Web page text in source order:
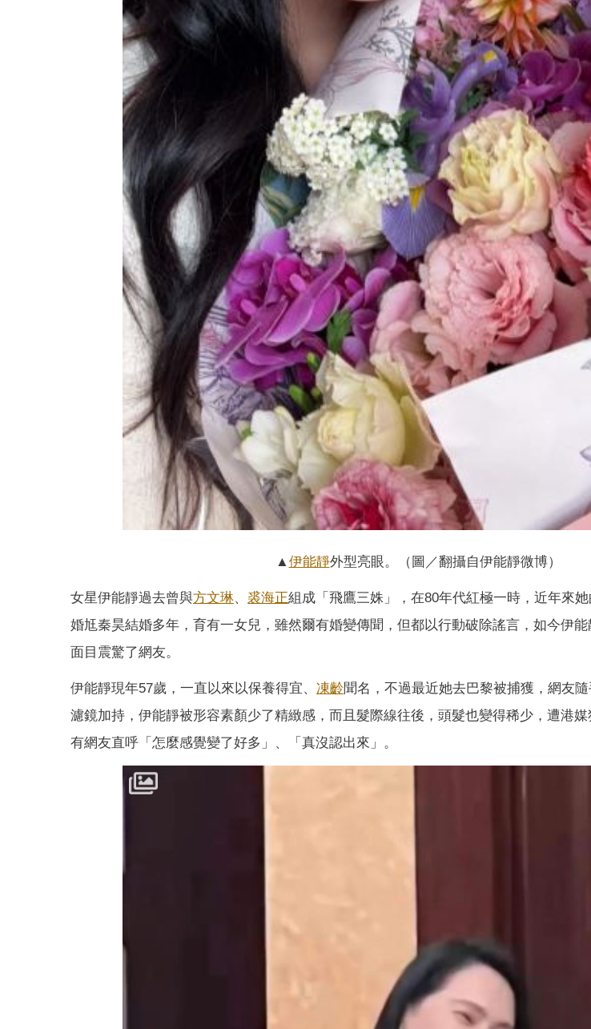
▲伊能靜外型亮眼。（圖／翻攝自伊能靜微博）
女星伊能靜過去曾與方文琳、 裘海正組成「飛鷹三姝」，在80年代紅極一時，近年來
婚尪秦昊結婚多年，育有一女兒，雖然爾有婚變傳聞，但都以行動破除謠言，如今伊
面目震驚了網友。
伊能靜現年57歲，一直以來以保養得宜、 凍齡聞名，不過最近她去巴黎被捕獲，網友
濾鏡加持，伊能靜被形容素顏少了精緻感，而且髮際線往後，頭髮也變得稀少，遭港
有網友直呼「怎麼感覺變了好多」、「真沒認出來」。